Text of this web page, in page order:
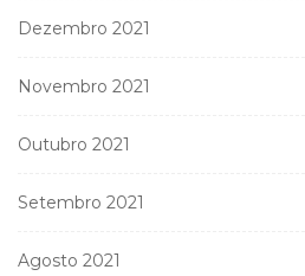
Dezembro 2021
Novembro 2021
Outubro 2021
Setembro 2021
Agosto 2021